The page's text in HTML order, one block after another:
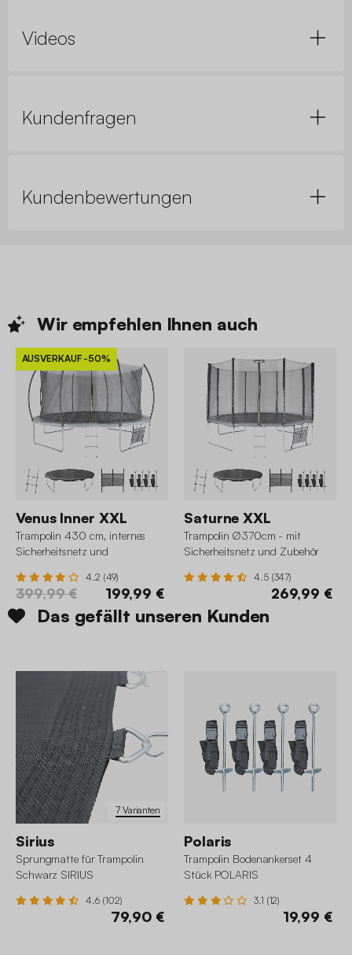
Videos
Kundenfragen
Kundenbewertungen
Wir empfehlen Ihnen auch
AUSVERKAUF -50%
Venus Inner XXL
Trampolin 430 cm, internes
Sicherheitsnetz und
4.2 (49)
399,99 € 199,99 €
Saturne XXL
Trampolin Ø370cm - mit
Sicherheitsnetz und Zubehör
4.5 (347)
269,99 €
Das gefällt unseren Kunden
7 Varianten
Sirius
Sprungmatte für Trampolin
Schwarz SIRIUS
4.6 (102)
79,90 €
Polaris
Trampolin Bodenankerset 4
Stück POLARIS
3.1 (12)
19,99 €